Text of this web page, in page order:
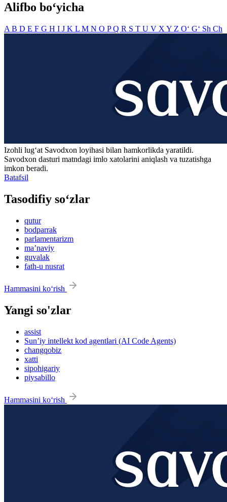
Alifbo bo‘yicha
A B D E F G H I J K L M N O PQ R S T U V X Y Z O‘ G‘ Sh Ch
Izohli lugʻat Savodxon loyihasi bilan hamkorlikda yaratildi.
Savodxon dasturi matndagi imlo xatolarini aniqlash va tuzatishga
imkon beradi.
Batafsil
Tasodifiy so‘zlar
qutur
bodparrak
parlamentarizm
maʼnaviy
guvalak
fath-u nusrat
Hammasini ko‘rish
Yangi so'zlar
assist
Sun’iy intellekt kod agentlari (AI Code Agents)
changqobiz
xatti
sipohigariy
piysabillo
Hammasini ko‘rish